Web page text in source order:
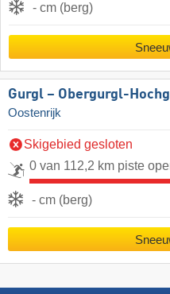
- cm (berg)
Gurgl – Obergurgl-
Oostenrijk
Skigebied gesloten
0 van 112,2 km piste
- cm (berg)